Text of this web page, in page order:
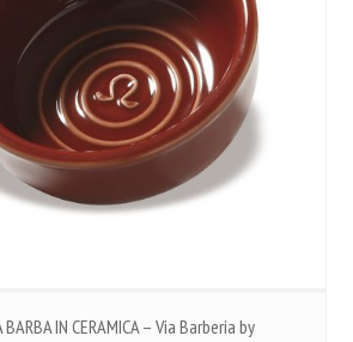
BARBA IN CERAMICA – Via Barberia by